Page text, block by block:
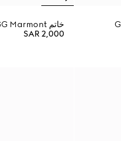
خاتم رفيع مزيّن بشعار G
خاتم GG Marmont عريض
SAR 2,000